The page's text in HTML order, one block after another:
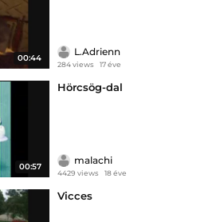
00:44
L.Adrienn
284 views 17 éve
00:57
Hörcsög-dal
malachi
4429 views 18 éve
Vicces